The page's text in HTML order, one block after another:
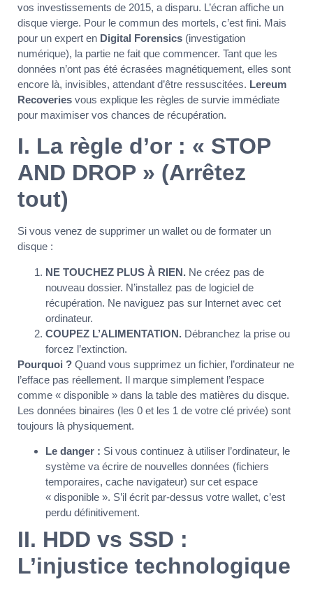
vos investissements de 2015, a disparu. L’écran affiche un
disque vierge. Pour le commun des mortels, c’est fini. Mais
pour un expert en Digital Forensics (investigation
numérique), la partie ne fait que commencer. Tant que les
données n’ont pas été écrasées magnétiquement, elles sont
encore là, invisibles, attendant d’être ressuscitées. Lereum
Recoveries vous explique les règles de survie immédiate
pour maximiser vos chances de récupération.
I. La règle d’or : « STOP
AND DROP » (Arrêtez
tout)
Si vous venez de supprimer un wallet ou de formater un
disque :
NE TOUCHEZ PLUS À RIEN. Ne créez pas de
nouveau dossier. N’installez pas de logiciel de
récupération. Ne naviguez pas sur Internet avec cet
ordinateur.
COUPEZ L’ALIMENTATION. Débranchez la prise ou
forcez l’extinction.
Pourquoi ? Quand vous supprimez un fichier, l’ordinateur ne
l’efface pas réellement. Il marque simplement l’espace
comme « disponible » dans la table des matières du disque.
Les données binaires (les 0 et les 1 de votre clé privée) sont
toujours là physiquement.
Le danger : Si vous continuez à utiliser l’ordinateur, le
système va écrire de nouvelles données (fichiers
temporaires, cache navigateur) sur cet espace
« disponible ». S’il écrit par-dessus votre wallet, c’est
perdu définitivement.
II. HDD vs SSD :
L’injustice technologique